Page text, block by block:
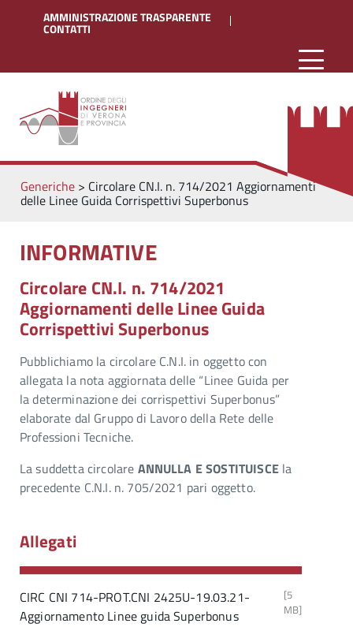
AMMINISTRAZIONE TRASPARENTE
CONTATTI
Generiche> Circolare CN.I. n. 714/2021 Aggiornamenti
delle Linee Guida Corrispettivi Superbonus
INFORMATIVE
Circolare CN.I. n. 714/2021
Aggiornamenti delle Linee Guida
Corrispettivi Superbonus
Pubblichiamo la circolare C.N.I. in oggetto con
allegata la nota aggiornata delle “Linee Guida per
la determinazione dei corrispettivi Superbonus”
elaborate dal Gruppo di Lavoro della Rete delle
Professioni Tecniche.
La suddetta circolare ANNULLA E SOSTITUISCEla
precedente C.N.I. n. 705/2021 pari oggetto.
Allegati
CIRC CNI 714-PROT.CNI 2425U-19.03.21-
Aggiornamento Linee guida Superbonus
[5
MB]